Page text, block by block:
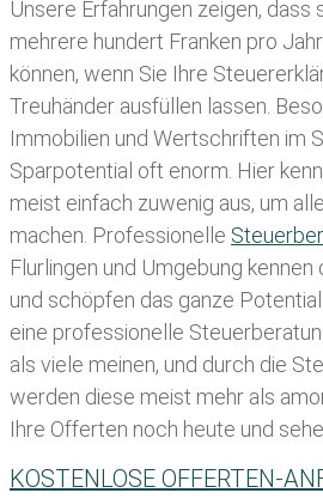
Unsere Erfahrungen zeigen, dass
mehrere hundert Franken pro
können, wenn Sie Ihre
Treuhänder ausfüllen lassen .
Immobilien und Wertschriften im
Sparpotential oft enorm. Hier
meist einfach zuwenig aus, um
machen. Professionelle
Flurlingen und Umgebung
und schöpfen das ganze
eine professionelle
als viele meinen, und durch die
werden diese meist mehr als
Ihre Offerten noch heute und
KOSTENLOSE OFFERTEN-